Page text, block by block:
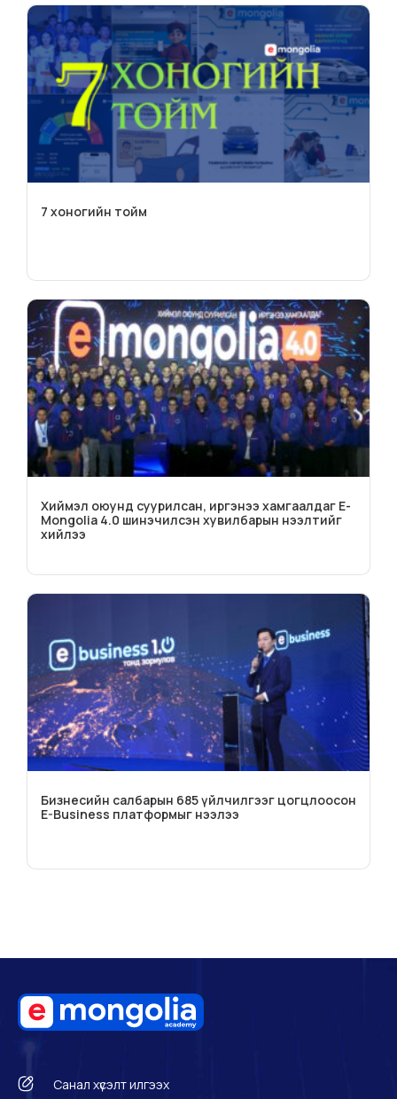
7 хоногийн тойм
Хиймэл оюунд суурилсан, иргэнээ хамгаалдаг E-
Mongolia 4.0 шинэчилсэн хувилбарын нээлтийг
хийлээ
Бизнесийн салбарын 685 үйлчилгээг цогцлоосон
E-Business платформыг нээлээ
Санал хүсэлт илгээх